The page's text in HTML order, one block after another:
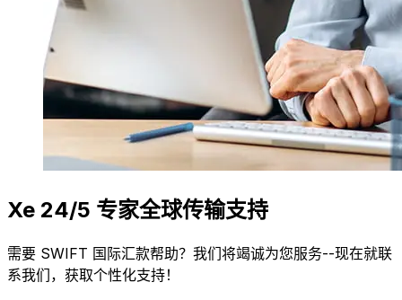
Xe 24/5 专家全球传输支持
需要 SWIFT 国际汇款帮助？我们将竭诚为您服务--现在就联
系我们，获取个性化支持！